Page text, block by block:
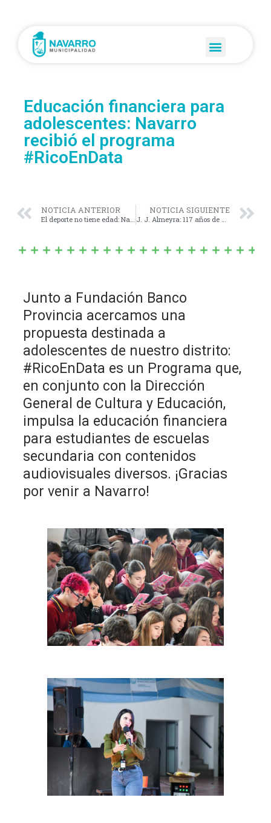
Educación financiera para
adolescentes: Navarro
recibió el programa
#RicoEnData
NOTICIA ANTERIOR
El deporte no tiene edad: Navarro ya tiene sus representantes para las Olimpiadas Virgen de Luján
NOTICIA SIGUIENTE
J. J. Almeyra: 117 años de historia y comunidad
Junto a Fundación Banco
Provincia acercamos una
propuesta destinada a
adolescentes de nuestro distrito:
#RicoEnData es un Programa que,
en conjunto con la Dirección
General de Cultura y Educación,
impulsa la educación financiera
para estudiantes de escuelas
secundaria con contenidos
audiovisuales diversos. ¡Gracias
por venir a Navarro!